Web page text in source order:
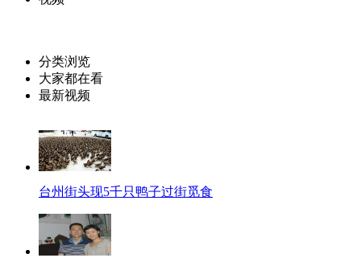
分类浏览
大家都在看
最新视频
台州街头现5千只鸭子过街觅食